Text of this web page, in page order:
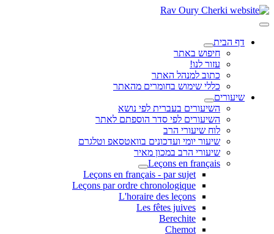
דף הבית
חיפוש באתר
עזור לנו!
כתוב למנהל האתר
כללי שימוש בחומרים מהאתר
שיעורים
השיעורים בעברית לפי נושא
השיעורים לפי סדר הוספתם לאתר
לוח שיעורי הרב
שיעור יומי ועדכונים בוואטסאפ וטלגרם
שיעורי הרב במכון מאיר
Leçons en français
Leçons en français - par sujet
Leçons par ordre chronologique
L'horaire des leçons
Les fêtes juives
Berechite
Chemot